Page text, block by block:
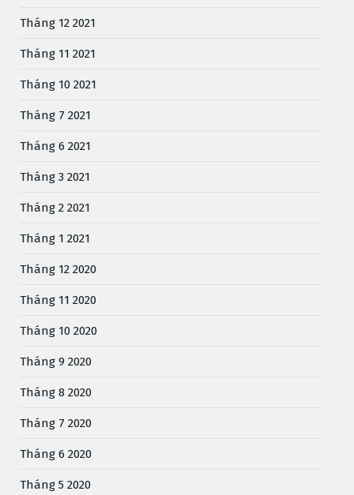
Tháng 12 2021
Tháng 11 2021
Tháng 10 2021
Tháng 7 2021
Tháng 6 2021
Tháng 3 2021
Tháng 2 2021
Tháng 1 2021
Tháng 12 2020
Tháng 11 2020
Tháng 10 2020
Tháng 9 2020
Tháng 8 2020
Tháng 7 2020
Tháng 6 2020
Tháng 5 2020